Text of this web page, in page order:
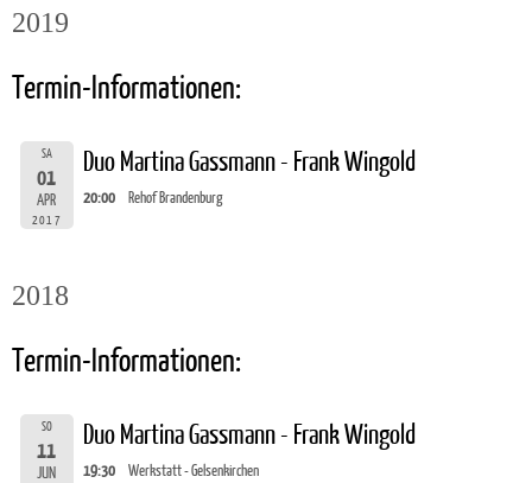
2019
Termin-Informationen:
SA
01
APR
2017
Duo Martina Gassmann - Frank Wingold
20:00 Rehof Brandenburg
2018
Termin-Informationen:
SO
11
JUN
Duo Martina Gassmann - Frank Wingold
19:30 Werkstatt - Gelsenkirchen